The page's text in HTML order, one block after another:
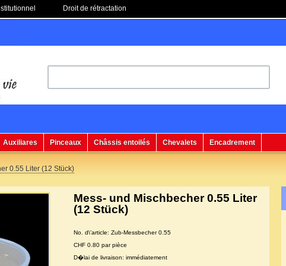
Auxiliares Pinceaux Châssis entoilés Chevalets Encadrement
0.55 Liter (12 Stück)
Mess- und Mischbecher 0.55 Liter
(12 Stück)
No. d\'article: Zub-Messbecher 0.55
CHF 0.80 par pièce
D�lai de livraison: immédiatement
Droit de rétractation